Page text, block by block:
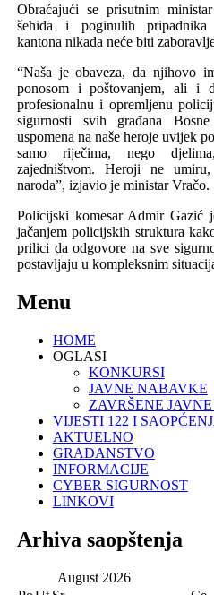
Obraćajući se prisutnim
šehida i poginulih pripadnika
kantona nikada neće biti
“Naša je obaveza, da njihovo
ponosom i poštovanjem, ali i
profesionalnu i opremljenu
sigurnosti svih građana
uspomena na naše heroje uvijek
samo riječima, nego
zajedništvom. Heroji ne
naroda”, izjavio je ministar Vračo.
Policijski komesar Admir Gazić
jačanjem policijskih struktura
prilici da odgovore na sve
postavljaju u kompleksnim
Menu
HOME
OGLASI
KONKURSI
JAVNE NABAVKE
ZAVRŠENE
VIJESTI 122 I
AKTUELNO
GRAĐANSTVO
INFORMACIJE
CYBER SIGURNOST
LINKOVI
Arhiva saopštenja
August 2026